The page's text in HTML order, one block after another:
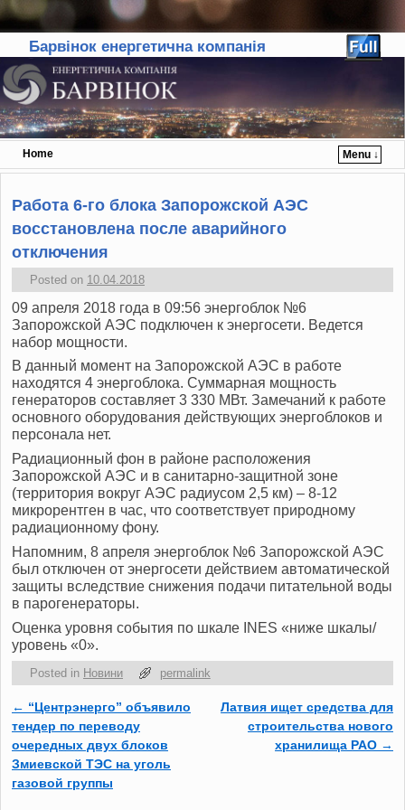
Барвінок енергетична компанія
Home
Menu ↓
Skip to primary content
Skip to secondary content
Работа 6-го блока Запорожской АЭС
восстановлена после аварийного
отключения
Posted on 10.04.2018
09 апреля 2018 года в 09:56 энергоблок №6
Запорожской АЭС подключен к энергосети. Ведется
набор мощности.
В данный момент на Запорожской АЭС в работе
находятся 4 энергоблока. Суммарная мощность
генераторов составляет 3 330 МВт. Замечаний к работе
основного оборудования действующих энергоблоков и
персонала нет.
Радиационный фон в районе расположения
Запорожской АЭС и в санитарно-защитной зоне
(территория вокруг АЭС радиусом 2,5 км) – 8-12
микрорентген в час, что соответствует природному
радиационному фону.
Напомним, 8 апреля энергоблок №6 Запорожской АЭС
был отключен от энергосети действием автоматической
защиты вследствие снижения подачи питательной воды
в парогенераторы.
Оценка уровня события по шкале ІNES «ниже шкалы/
уровень «0».
Posted in Новини permalink
Post navigation
← “Центрэнерго” объявило
тендер по переводу
очередных двух блоков
Змиевской ТЭС на уголь
газовой группы
Латвия ищет средства для
строительства нового
хранилища РАО →